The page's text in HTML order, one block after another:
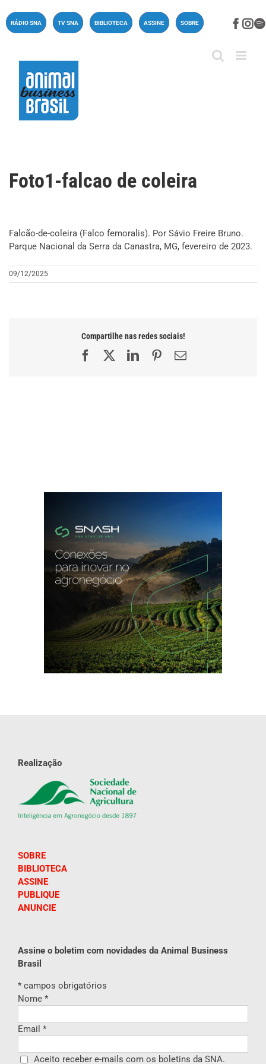
paraRÁDIO SNA TV SNA BIBLIOTECA ASSINE SOBRE
Foto1-falcao de coleira
Falcão-de-coleira (Falco femoralis). Por Sávio Freire Bruno.
Parque Nacional da Serra da Canastra, MG, fevereiro de 2023.
09/12/2025
Compartilhe nas redes sociais!
FacebookLinkedInPinterest
E-
Realização
SOBRE
BIBLIOTECA
ASSINE
PUBLIQUE
ANUNCIE
Assine o boletim com novidades da Animal Business
Brasil
* campos obrigatórios
Nome *
Email *
Aceito receber e-mails com os boletins da SNA.